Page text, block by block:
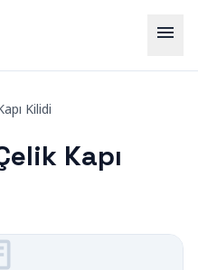
menu
Kilidi
Kapı